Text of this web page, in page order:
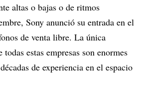
altas o bajas o de ritmos
Sony anunció su entrada en el
de venta libre. La única
estas empresas son enormes
de experiencia en el espacio